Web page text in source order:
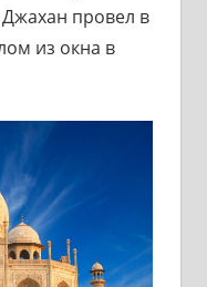
провел в
из окна в